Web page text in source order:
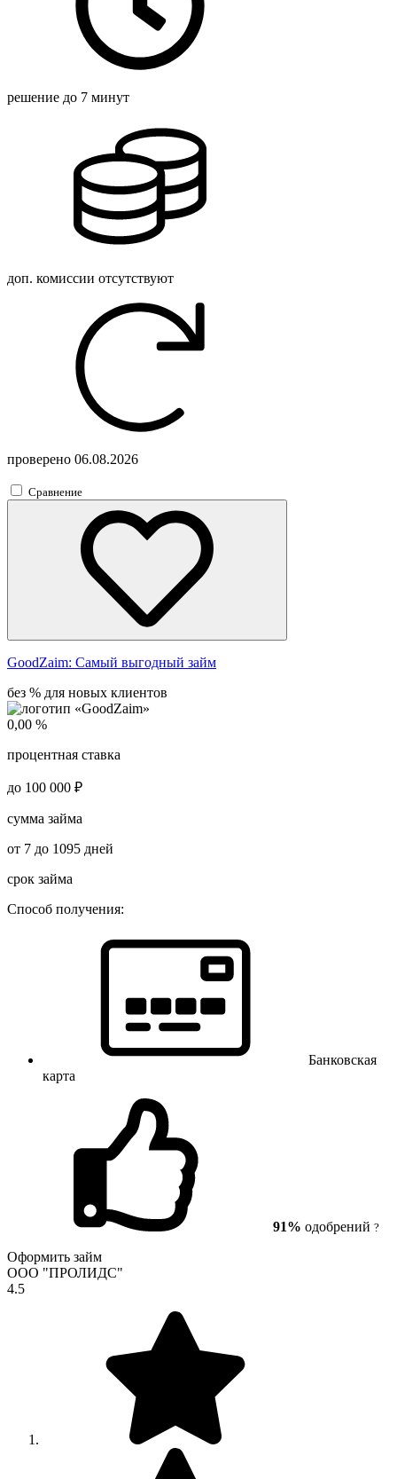
решение до 7 минут
доп. комиссии отсутствуют
проверено 06.08.2026
Сравнение
GoodZaim: Самый выгодный займ
без % для новых клиентов
0,00 %
процентная ставка
до 100 000 ₽
сумма займа
от 7 до 1095 дней
срок займа
Способ получения:
Банковская
карта
91% одобрений ?
Оформить займ
ООО "ПРОЛИДС"
4.5